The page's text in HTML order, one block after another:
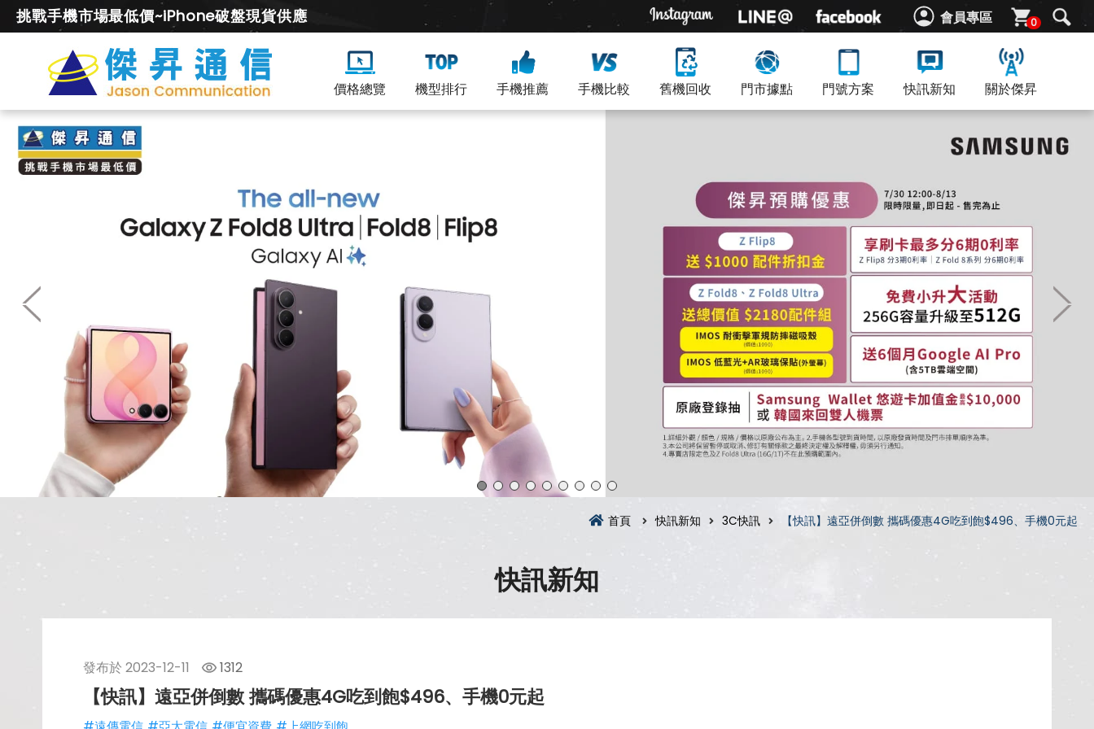
會員專區 0
挑戰手機市場最低價~iPhone破盤現貨供應
價格總覽 機型排行 手機推薦 手機比較 舊機回收 門市據點 門號方案 快訊新知 關於傑昇
首頁 快訊新知 3C快訊 【快訊】遠亞併倒數 攜碼優惠4G吃到飽$496、手機0元起
快訊新知
發布於 2023-12-11 1312
【快訊】遠亞併倒數 攜碼優惠4G吃到飽$496、手機0元起